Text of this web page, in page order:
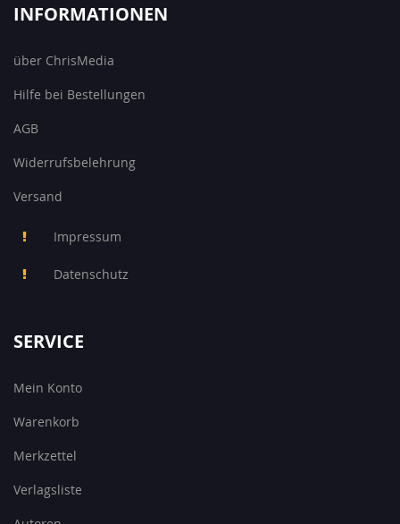
INFORMATIONEN
über ChrisMedia
Hilfe bei Bestellungen
AGB
Widerrufsbelehrung
Versand
Impressum
Datenschutz
SERVICE
Mein Konto
Warenkorb
Merkzettel
Verlagsliste